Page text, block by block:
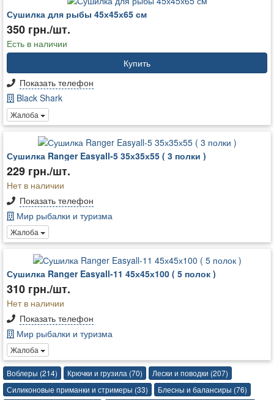
Сушилка для рыбы 45х45х65 см
350 грн./шт.
Есть в наличии
Купить
Показать телефон
Black Shark
Жалоба
Сушилка Ranger Easyall-5 35х35х55 ( 3 полки )
229 грн./шт.
Нет в наличии
Показать телефон
Мир рыбалки и туризма
Жалоба
Сушилка Ranger Easyall-11 45х45х100 ( 5 полок )
310 грн./шт.
Нет в наличии
Показать телефон
Мир рыбалки и туризма
Жалоба
Воблеры (214) Крючки и грузила (70)
Лески и поводки (207)
Силиконовые приманки и стримеры (33)
Блесны и балансиры (76)